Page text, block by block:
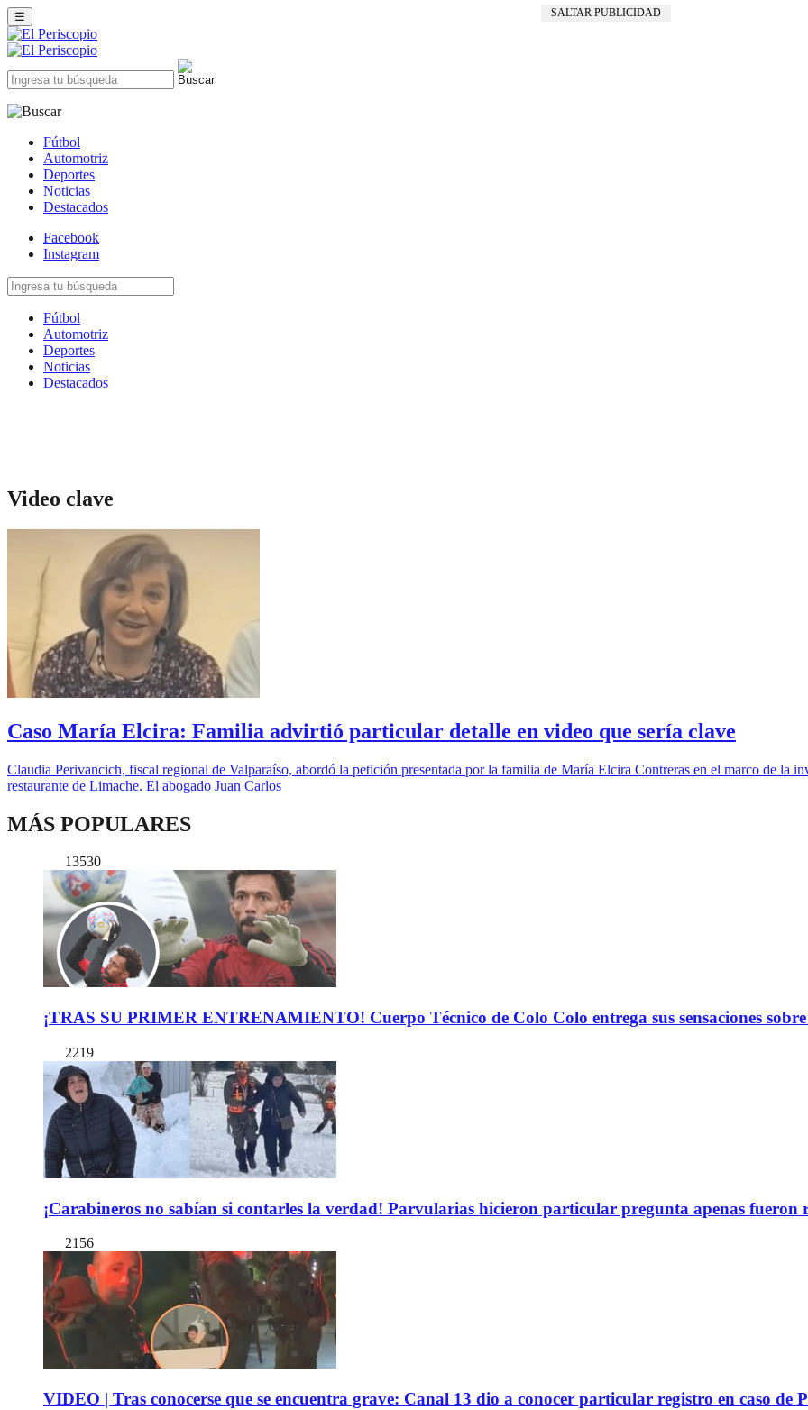
SALTAR PUBLICIDAD
☰
Fútbol
Automotriz
Deportes
Noticias
Destacados
Facebook
Instagram
Fútbol
Automotriz
Deportes
Noticias
Destacados
Video clave
Caso María Elcira: Familia advirtió particular detalle en video que sería clave
Claudia Perivancich, fiscal regional de Valparaíso, abordó la petición presentada por la familia de María Elcira Contreras en el marco de la
restaurante de Limache. El abogado Juan Carlos
MÁS POPULARES
13530
¡TRAS SU PRIMER ENTRENAMIENTO! Cuerpo Técnico de Colo Colo entrega sus sensaciones
2219
¡Carabineros no sabían si contarles la verdad! Parvularias hicieron particular pregunta apenas fueron
2156
VIDEO | Tras conocerse que se encuentra grave: Canal 13 dio a conocer particular registro en caso de